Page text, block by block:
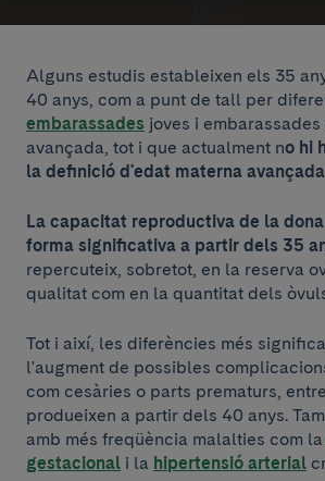
Alguns estudis estableixen els 35
40 anys, com a punt de tall per
embarassades joves i
avançada, tot i que actualment no hi
la definició d'edat materna
La capacitat reproductiva de la
forma significativa a partir dels 35
repercuteix, sobretot, en la reserva
qualitat com en la quantitat dels
Tot i així, les diferències més
l'augment de possibles
com cesàries o parts prematurs,
produeixen a partir dels 40 anys.
amb més freqüència malalties com la
gestacional i la hipertensió arterial